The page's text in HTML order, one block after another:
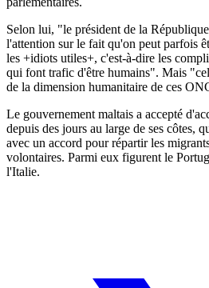
Selon lui, "le président de la
l'attention sur le fait qu'on peut parfois
les +idiots utiles+, c'est-à-dire les
qui font trafic d'être humains". Mais
de la dimension humanitaire de ces
Le gouvernement maltais a accepté
depuis des jours au large de ses côtes,
avec un accord pour répartir les
volontaires. Parmi eux figurent le
l'Italie.